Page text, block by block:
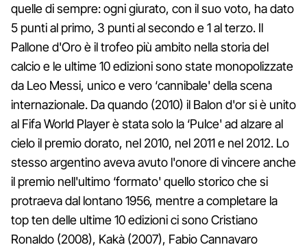
quelle di sempre: ogni giurato, con il suo voto, ha dato
5 punti al primo, 3 punti al secondo e 1 al terzo. Il
Pallone d'Oro è il trofeo più ambito nella storia del
calcio e le ultime 10 edizioni sono state monopolizzate
da Leo Messi, unico e vero ‘cannibale' della scena
internazionale. Da quando (2010) il Balon d'or si è unito
al Fifa World Player è stata solo la ‘Pulce' ad alzare al
cielo il premio dorato, nel 2010, nel 2011 e nel 2012. Lo
stesso argentino aveva avuto l'onore di vincere anche
il premio nell'ultimo ‘formato' quello storico che si
protraeva dal lontano 1956, mentre a completare la
top ten delle ultime 10 edizioni ci sono Cristiano
Ronaldo (2008), Kakà (2007), Fabio Cannavaro